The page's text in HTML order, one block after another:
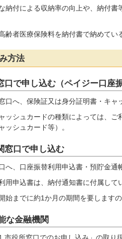
納付による収納率の向上や、納付
齢者医療保険料を納付書で納めてい
方法
口で申し込む（ペイジー口座
口へ、保険証又は身分証明書・キャ
ャッシュカードの種類によっては、
ッシュカード等）。
窓口で申し込む
へ、口座振替利用申込書・預貯金通
用申込書は、納付通知書に付属し
始までに約1か月の期間を要します
な金融機関